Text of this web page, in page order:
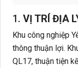
1. VỊ TRÍ ĐỊA
Khu công nghiệp
thông thuận lợi.
QL17, thuận tiện